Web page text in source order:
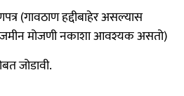
(गावठाण हद्दीबाहेर असल्यास
मोजणी नकाशा आवश्यक असतो)
जोडावी.